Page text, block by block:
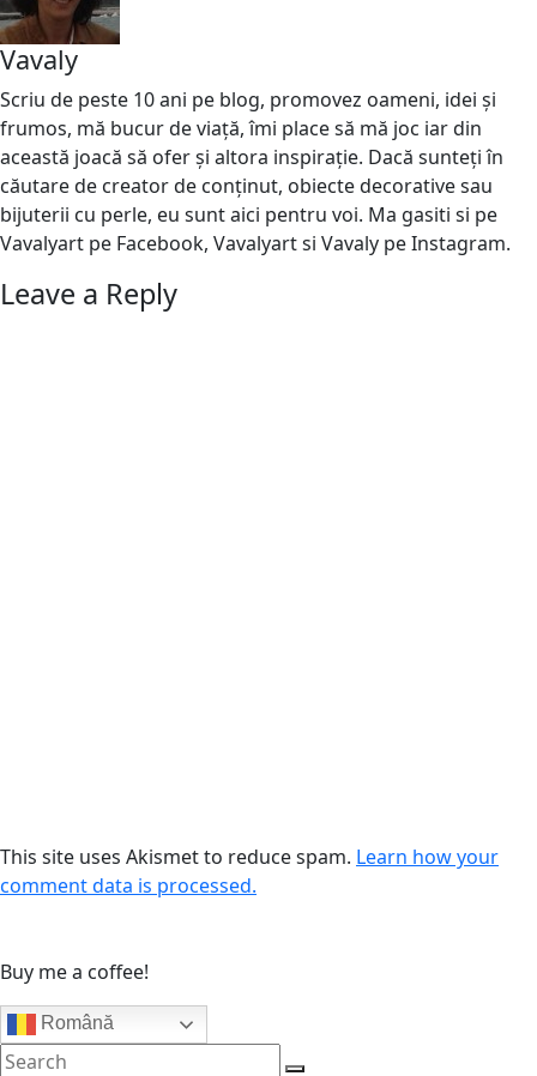
Vavaly
Scriu de peste 10 ani pe blog, promovez oameni, idei și
frumos, mă bucur de viață, îmi place să mă joc iar din
această joacă să ofer și altora inspirație. Dacă sunteți în
căutare de creator de conținut, obiecte decorative sau
bijuterii cu perle, eu sunt aici pentru voi. Ma gasiti si pe
Vavalyart pe Facebook, Vavalyart si Vavaly pe Instagram.
Leave a Reply
This site uses Akismet to reduce spam. Learn how your
comment data is processed.
Buy me a coffee!
Română